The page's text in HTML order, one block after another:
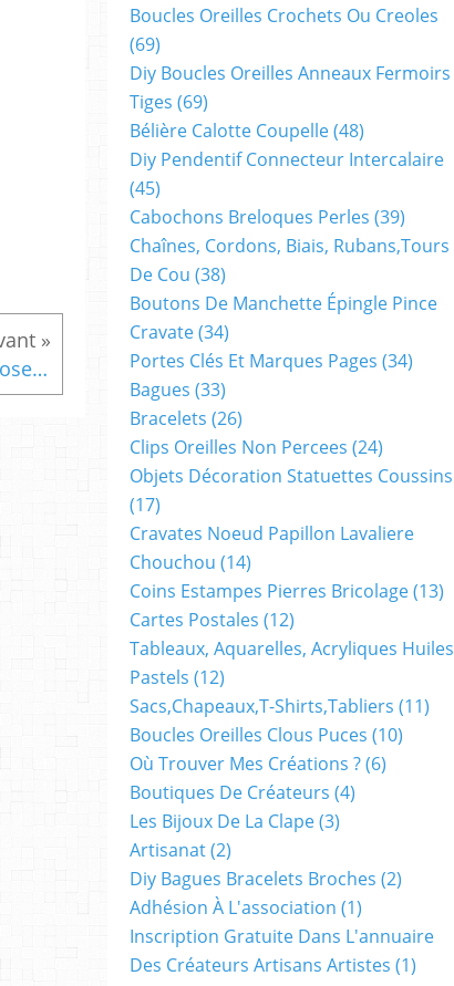
Double porte photos à poser,bateau en bois bleu 23x11cm-objet-decoration-cadeau-fete-anniversaire-noel-femme-homme-enfant-unisex
Boucles Oreilles Crochets Ou Creoles
(69)
Diy Boucles Oreilles Anneaux Fermoirs
Tiges (69)
Bélière Calotte Coupelle(48)
Diy Pendentif Connecteur Intercalaire
(45)
Cabochons Breloques Perles (39)
Chaînes, Cordons, Biais, Rubans,tours
De Cou (38)
Boutons De Manchette Épingle Pince
Cravate(34)
Portes Clés Et Marques Pages (34)
Bagues (33)
Bracelets (26)
Clips Oreilles Non Percees (24)
Objets Décoration Statuettes Coussins
(17)
Cravates Noeud Papillon Lavaliere
Chouchou (14)
Coins Estampes Pierres Bricolage(13)
Cartes Postales (12)
Tableaux, Aquarelles, Acryliques Huiles
Pastels (12)
Sacs,chapeaux,t-Shirts,tabliers (11)
Boucles Oreilles Clous Puces (10)
Où Trouver Mes Créations ?(6)
Boutiques De Créateurs (4)
Les Bijoux De La Clape(3)
Artisanat(2)
Diy Bagues Bracelets Broches (2)
Adhésion À L'association (1)
Inscription Gratuite Dans L'annuaire
Des Créateurs Artisans Artistes (1)